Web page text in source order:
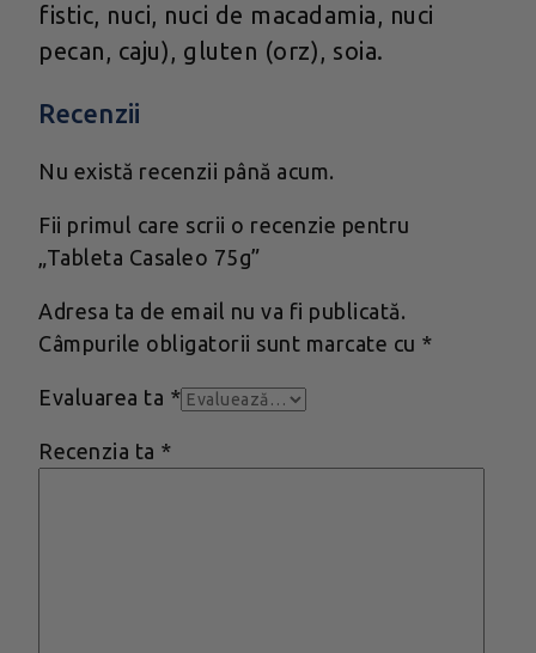
fistic, nuci, nuci de macadamia, nuci
pecan, caju), gluten (orz), soia.
Recenzii
Nu există recenzii până acum.
Fii primul care scrii o recenzie pentru
„Tableta Casaleo 75g”
Adresa ta de email nu va fi publicată.
Câmpurile obligatorii sunt marcate cu *
Evaluarea ta *
Recenzia ta *